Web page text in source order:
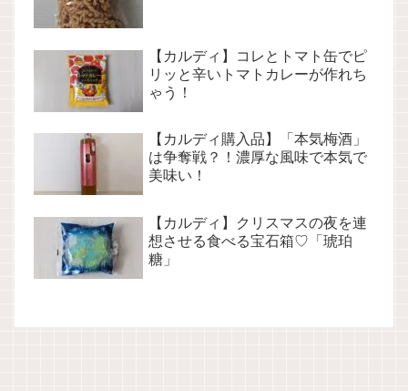
【カルディ】コレとトマト缶でピ
リッと辛いトマトカレーが作れち
ゃう！
【カルディ購入品】「本気梅酒」
は争奪戦？！濃厚な風味で本気で
美味い！
【カルディ】クリスマスの夜を連
想させる食べる宝石箱♡「琥珀
糖」